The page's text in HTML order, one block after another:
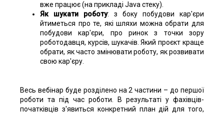
вже працює (на прикладі Java стеку).
Як шукати роботу: з боку побудови кар'єри
йтиметься про те, які шляхи можна обрати для
побудови кар'єри, про ринок з точки зору
роботодавця, курсів, шукачів. Який проєкт краще
обрати, як часто змінювати роботу, як розвивати
свою кар'єру.
Весь вебінар буде розділено на 2 частини – до першої
роботи та під час роботи. В результаті у фахівців-
початківців з'явиться конкретний план дій для того,